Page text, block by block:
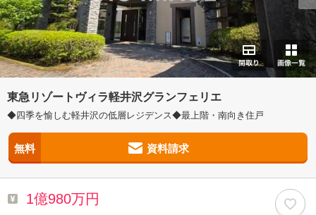
東急リゾートヴィラ軽井沢グランフェリエ
◆四季を愉しむ軽井沢の低層レジデンス◆最上階・南向き住戸
無料 資料請求
1億980万円